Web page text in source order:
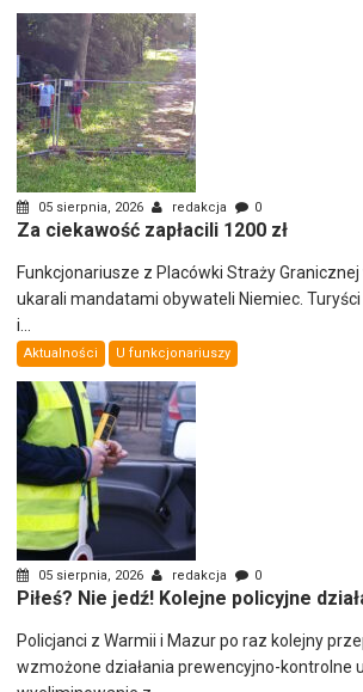
05 sierpnia, 2026 redakcja 0
Za ciekawość zapłacili 1200 zł
Funkcjonariusze z Placówki Straży
ukarali mandatami obywateli Niemiec.
i...
Aktualności U funkcjonariuszy
05 sierpnia, 2026 redakcja 0
Piłeś? Nie jedź! Kolejne policyjne
Policjanci z Warmii i Mazur po raz kolejny
wzmożone działania prewencyjno-kontrolne